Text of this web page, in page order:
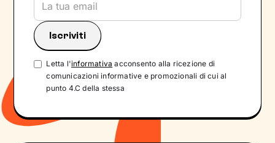
Letta l'informativa acconsento alla ricezione di
comunicazioni informative e promozionali di cui al
punto 4.C della stessa